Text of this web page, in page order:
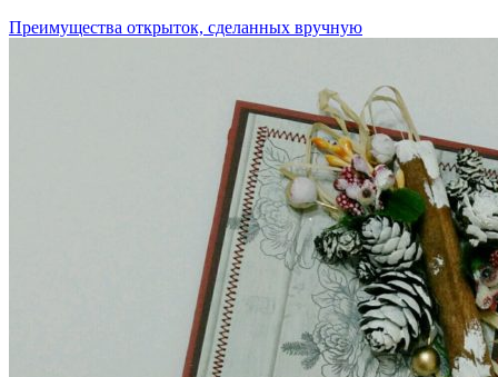
Преимущества открыток, сделанных вручную